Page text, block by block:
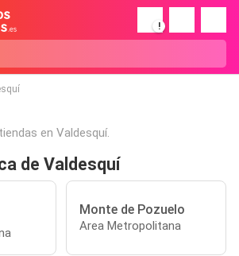
!
en Valdesquí.
de Valdesquí
Monte de Pozuelo
Area Metropolitana